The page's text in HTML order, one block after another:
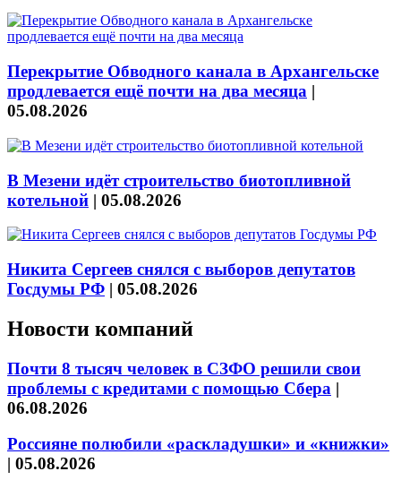
Перекрытие Обводного канала в Архангельске
продлевается ещё почти на два месяца |
05.08.2026
В Мезени идёт строительство биотопливной
котельной | 05.08.2026
Никита Сергеев снялся с выборов депутатов
Госдумы РФ | 05.08.2026
Новости компаний
Почти 8 тысяч человек в СЗФО решили свои
проблемы с кредитами с помощью Сбера |
06.08.2026
Россияне полюбили «раскладушки» и «книжки»
| 05.08.2026